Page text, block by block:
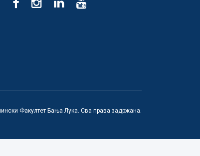
Факултет Бања Лука. Сва права задржана.